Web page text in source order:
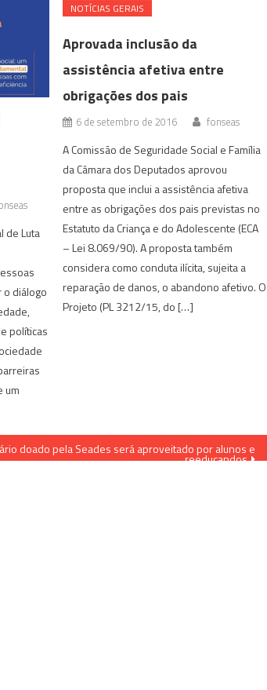
de Luta
o diálogo
políticas
um
NOTÍ­CIAS GERAIS
Aprovada inclusão da
assistência afetiva entre
obrigações dos pais
6 de setembro de 2016 fonseas
A Comissão de Seguridade Social e Família
da Câmara dos Deputados aprovou
proposta que inclui a assistência afetiva
entre as obrigações dos pais previstas no
Estatuto da Criança e do Adolescente (ECA
– Lei 8.069/90). A proposta também
considera como conduta ilícita, sujeita a
reparação de danos, o abandono afetivo. O
Projeto (PL 3212/15, do […]
doado pela Seades será aproveitado por alunos e
reeducandos